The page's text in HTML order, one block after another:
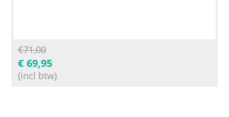
€71,00
€ 69,95
(incl btw)